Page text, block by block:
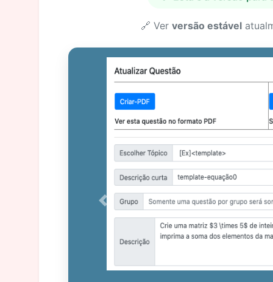
🔗 Ver versão estável
Previous